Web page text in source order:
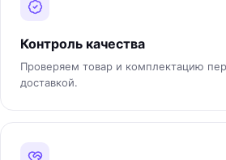
Контроль качества
Проверяем товар и комплектацию
доставкой.